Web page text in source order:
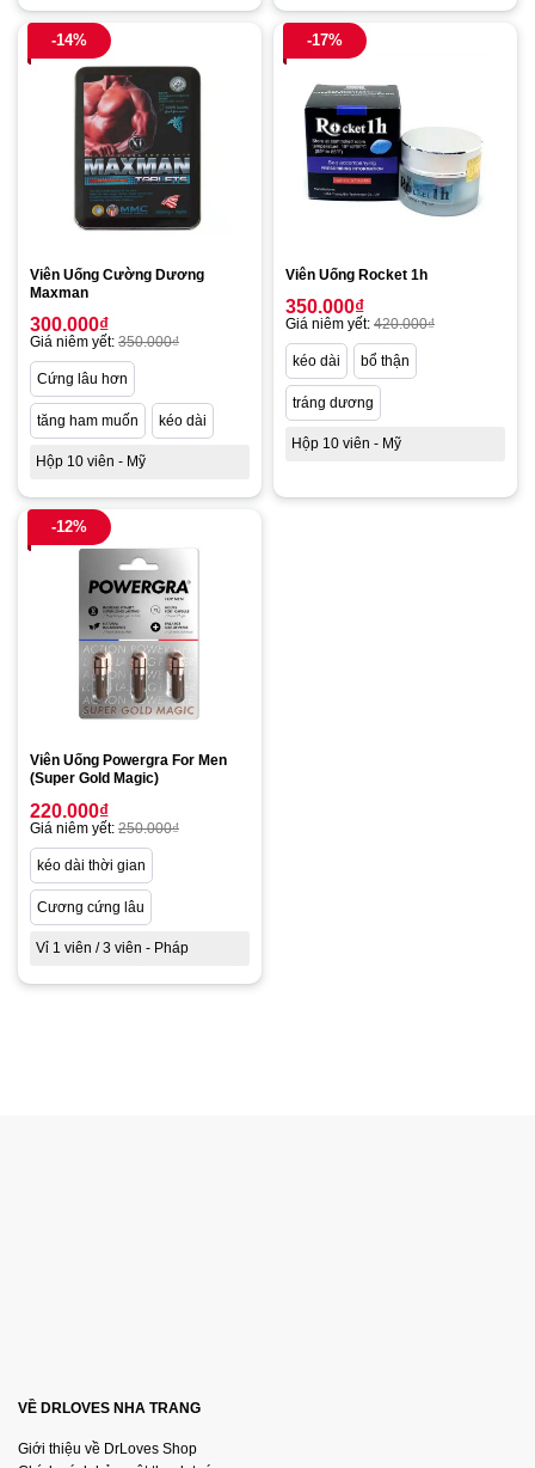
hạng5.00
5 sao
Được xếp
hạng4.75
-14%
Viên Uống Cường Dương
Maxman
300.000₫
Giá niêm yết: 350.000₫
Cứng lâu hơn
tăng ham muốn kéo dài
Hộp 10 viên - Mỹ
-17%
Viên Uống Rocket 1h
350.000₫
Giá niêm yết: 420.000₫
kéo dài bổ thận
tráng dương
Hộp 10 viên - Mỹ
-12%
Viên Uống Powergra For Men
(Super Gold Magic)
220.000₫
Giá niêm yết: 250.000₫
kéo dài thời gian
Cương cứng lâu
Vỉ 1 viên / 3 viên - Pháp
VỀ DRLOVES NHA TRANG
Giới thiệu về DrLoves Shop